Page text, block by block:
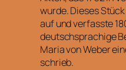
wurde. Dieses
auf und verfasste
deutschsprachige
Maria von Weber
schrieb.